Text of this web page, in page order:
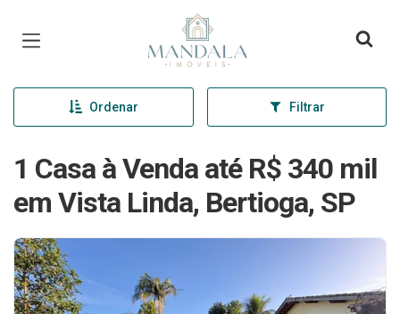
Página inicial
Ordenar Filtrar
1 Casa à Venda até R$ 340 mil
em Vista Linda, Bertioga, SP